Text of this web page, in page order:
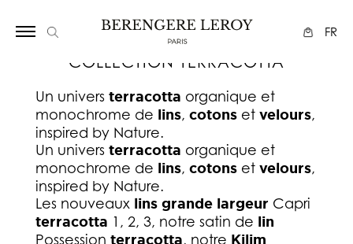
FR
COLLECTION TERRACOTTA
Un univers terracotta organique et
monochrome de lins, cotonset velours,
inspired by Nature.
Un univers terracotta organique et
monochrome de lins, cotonset velours,
inspired by Nature.
Les nouveaux lins grande largeur Capri
terracotta 1, 2, 3, notre satin de lin
Possession terracotta, notre Kilim